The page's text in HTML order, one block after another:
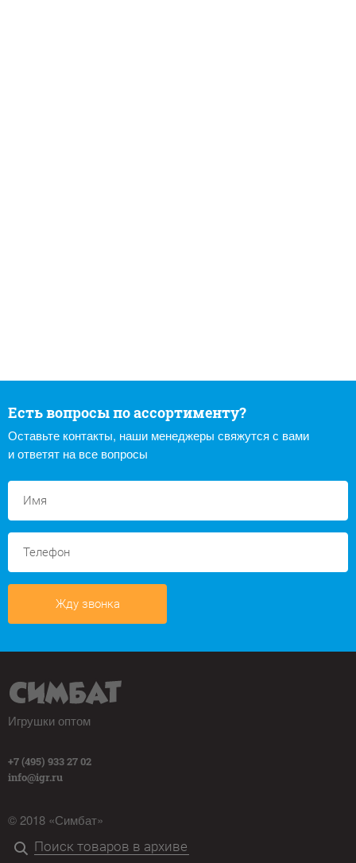
Есть вопросы по ассортименту?
Оставьте контакты, наши менеджеры свяжутся с вами
и ответят на все вопросы
Жду звонка
Игрушки оптом
+7 (495) 933 27 02
info@igr.ru
© 2018 «Симбат»